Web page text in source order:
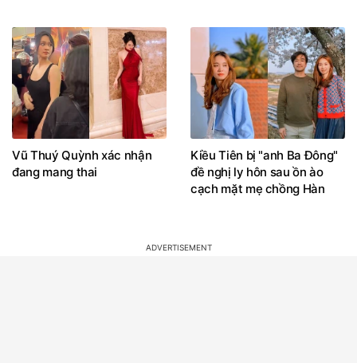
Vũ Thuý Quỳnh xác nhận
đang mang thai
Kiều Tiên bị "anh Ba Đông"
đề nghị ly hôn sau ồn ào
cạch mặt mẹ chồng Hàn